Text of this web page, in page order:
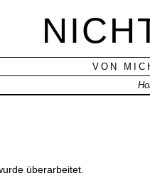
VON
überarbeitet.